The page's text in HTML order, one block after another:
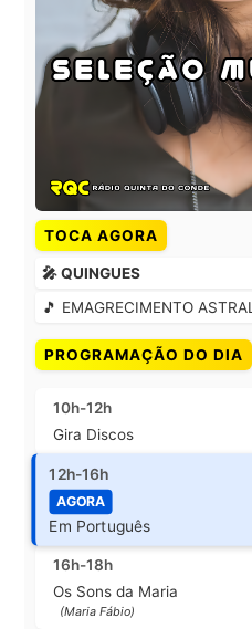
TOCA AGORA
🎤 QUINGUES
🎵 EMAGRECIMENTO ASTRAL
PROGRAMAÇÃO DO DIA
10h-12h
Gira Discos
12h-16h
AGORA
Em Português
16h-18h
Os Sons da Maria
(Maria Fábio)